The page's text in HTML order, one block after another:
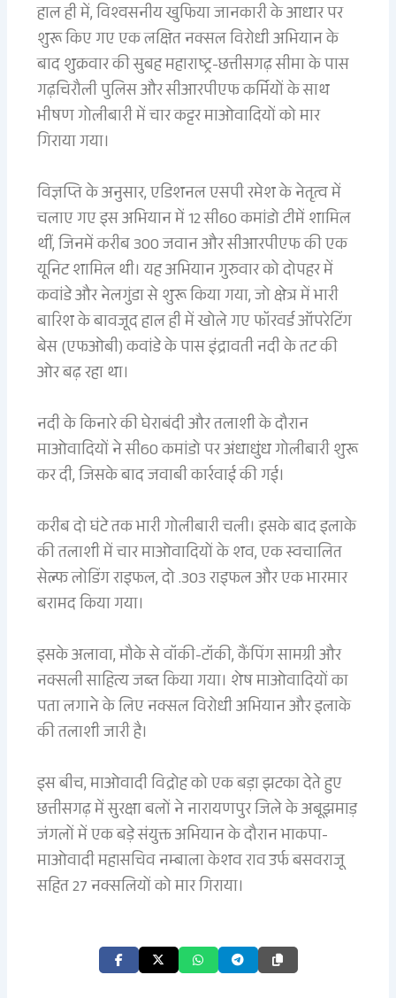
हाल ही में, विश्वसनीय खुफिया जानकारी के आधार पर
शुरू किए गए एक लक्षित नक्सल विरोधी अभियान के
बाद शुक्रवार की सुबह महाराष्ट्र-छत्तीसगढ़ सीमा के पास
गढ़चिरौली पुलिस और सीआरपीएफ कर्मियों के साथ
भीषण गोलीबारी में चार कट्टर माओवादियों को मार
गिराया गया।
विज्ञप्ति के अनुसार, एडिशनल एसपी रमेश के नेतृत्व में
चलाए गए इस अभियान में 12 सी60 कमांडो टीमें शामिल
थीं, जिनमें करीब 300 जवान और सीआरपीएफ की एक
यूनिट शामिल थी। यह अभियान गुरुवार को दोपहर में
कवांडे और नेलगुंडा से शुरू किया गया, जो क्षेत्र में भारी
बारिश के बावजूद हाल ही में खोले गए फॉरवर्ड ऑपरेटिंग
बेस (एफओबी) कवांडे के पास इंद्रावती नदी के तट की
ओर बढ़ रहा था।
नदी के किनारे की घेराबंदी और तलाशी के दौरान
माओवादियों ने सी60 कमांडो पर अंधाधुंध गोलीबारी शुरू
कर दी, जिसके बाद जवाबी कार्रवाई की गई।
करीब दो घंटे तक भारी गोलीबारी चली। इसके बाद इलाके
की तलाशी में चार माओवादियों के शव, एक स्वचालित
सेल्फ लोडिंग राइफल, दो .303 राइफल और एक भारमार
बरामद किया गया।
इसके अलावा, मौके से वॉकी-टॉकी, कैंपिंग सामग्री और
नक्सली साहित्य जब्त किया गया। शेष माओवादियों का
पता लगाने के लिए नक्सल विरोधी अभियान और इलाके
की तलाशी जारी है।
इस बीच, माओवादी विद्रोह को एक बड़ा झटका देते हुए
छत्तीसगढ़ में सुरक्षा बलों ने नारायणपुर जिले के अबूझमाड़
जंगलों में एक बड़े संयुक्त अभियान के दौरान भाकपा-
माओवादी महासचिव नम्बाला केशव राव उर्फ बसवराजू
सहित 27 नक्सलियों को मार गिराया।